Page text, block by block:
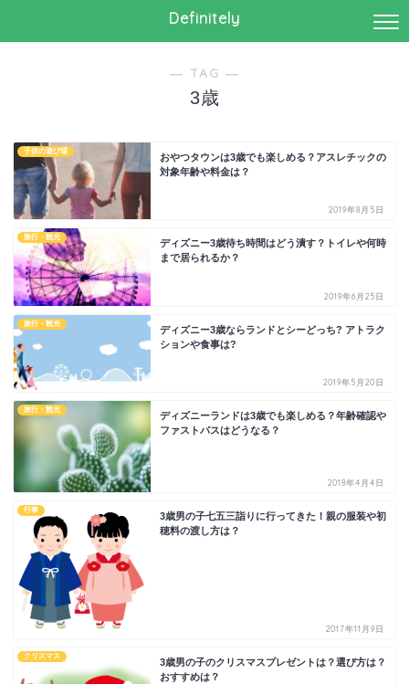
Definitely
― TAG ―
3歳
子供の遊び場
おやつタウンは3歳でも楽しめる？アスレチックの
対象年齢や料金は？
2019年8月5日
旅行・観光
ディズニー3歳待ち時間はどう潰す？トイレや何時
まで居られるか？
2019年6月25日
旅行・観光
ディズニー3歳ならランドとシーどっち? アトラク
ションや食事は?
2019年5月20日
旅行・観光
ディズニーランドは3歳でも楽しめる？年齢確認や
ファストパスはどうなる？
2018年4月4日
行事
3歳男の子七五三詣りに行ってきた！親の服装や初
穂料の渡し方は？
2017年11月9日
クリスマス
3歳男の子のクリスマスプレゼントは？選び方は？
おすすめは？